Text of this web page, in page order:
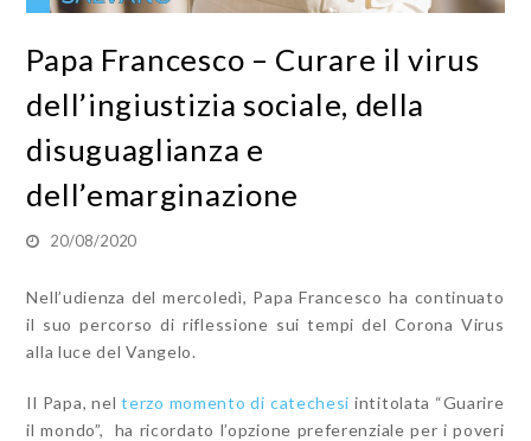
Papa Francesco – Curare il virus
dell’ingiustizia sociale, della
disuguaglianza e
dell’emarginazione
20/08/2020
Nell’udienza del mercoledì, Papa Francesco ha continuato
il suo percorso di riflessione sui tempi del Corona Virus
alla luce del Vangelo.
Il Papa, nelterzo momento di catechesi intitolata “Guarire
il mondo”, ha ricordato l’opzione preferenziale per i poveri